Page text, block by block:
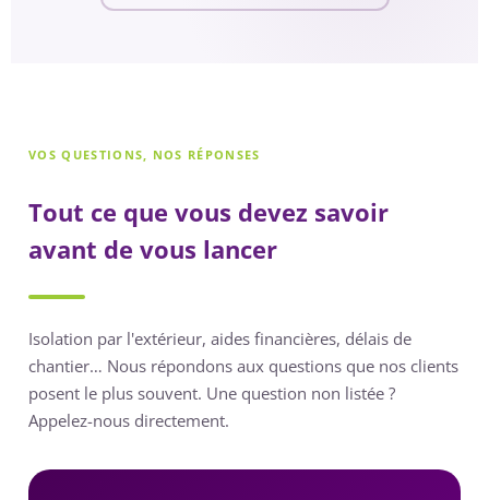
VOS QUESTIONS, NOS RÉPONSES
Tout ce que vous devez savoir
avant de vous lancer
Isolation par l'extérieur, aides financières, délais de
chantier… Nous répondons aux questions que nos clients
posent le plus souvent. Une question non listée ?
Appelez-nous directement.